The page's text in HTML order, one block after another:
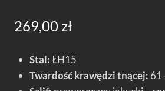
269,00 zł
Stal:ŁH15
Twardość krawędzi tnącej: